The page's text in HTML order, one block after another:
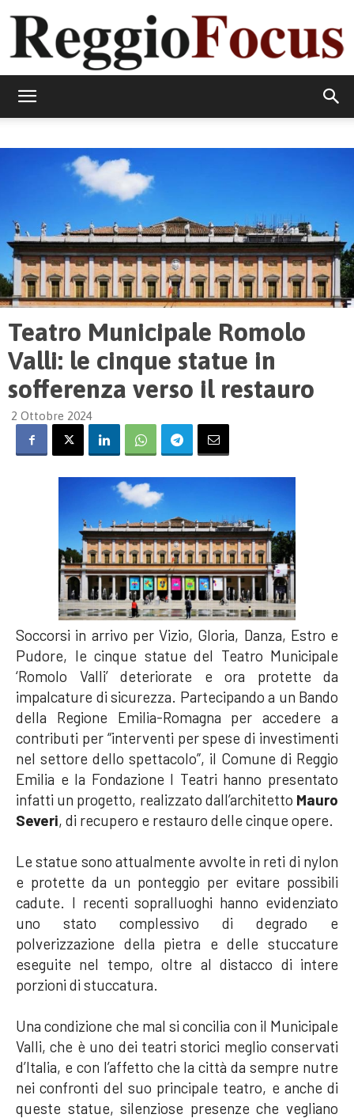
Teatro Municipale Romolo
Valli: le cinque statue in
sofferenza verso il restauro
2 Ottobre 2024
Soccorsi in arrivo per Vizio, Gloria, Danza, Estro e
Pudore, le cinque statue del Teatro Municipale
‘Romolo Valli’ deteriorate e ora protette da
impalcature di sicurezza. Partecipando a un Bando
della Regione Emilia-Romagna per accedere a
contributi per “interventi per spese di investimenti
nel settore dello spettacolo”, il Comune di Reggio
Emilia e la Fondazione I Teatri hanno presentato
infatti un progetto, realizzato dall’architetto Mauro
Severi, di recupero e restauro delle cinque opere.
Le statue sono attualmente avvolte in reti di nylon
e protette da un ponteggio per evitare possibili
cadute. I recenti sopralluoghi hanno evidenziato
uno stato complessivo di degrado e
polverizzazione della pietra e delle stuccature
eseguite nel tempo, oltre al distacco di intere
porzioni di stuccatura.
Una condizione che mal si concilia con il Municipale
Valli, che è uno dei teatri storici meglio conservati
d’Italia, e con l’affetto che la città da sempre nutre
nei confronti del suo principale teatro, e anche di
queste statue, silenziose presenze che vegliano